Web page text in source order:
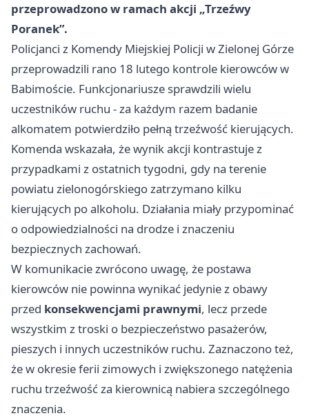
przeprowadzono w ramach akcji „Trzeźwy
Poranek”.
Policjanci z Komendy Miejskiej Policji w Zielonej Górze
przeprowadzili rano 18 lutego kontrole kierowców w
Babimoście. Funkcjonariusze sprawdzili wielu
uczestników ruchu - za każdym razem badanie
alkomatem potwierdziło pełną trzeźwość kierujących.
Komenda wskazała, że wynik akcji kontrastuje z
przypadkami z ostatnich tygodni, gdy na terenie
powiatu zielonogórskiego zatrzymano kilku
kierujących po alkoholu. Działania miały przypominać
o odpowiedzialności na drodze i znaczeniu
bezpiecznych zachowań.
W komunikacie zwrócono uwagę, że postawa
kierowców nie powinna wynikać jedynie z obawy
przed konsekwencjami prawnymi, lecz przede
wszystkim z troski o bezpieczeństwo pasażerów,
pieszych i innych uczestników ruchu. Zaznaczono też,
że w okresie ferii zimowych i zwiększonego natężenia
ruchu trzeźwość za kierownicą nabiera szczególnego
znaczenia.